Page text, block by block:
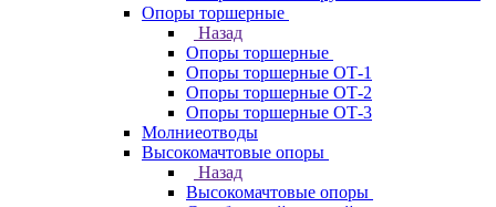
Опоры торшерные
Назад
Опоры торшерные
Опоры торшерные ОТ-1
Опоры торшерные ОТ-2
Опоры торшерные ОТ-3
Молниеотводы
Высокомачтовые опоры
Назад
Высокомачтовые опоры